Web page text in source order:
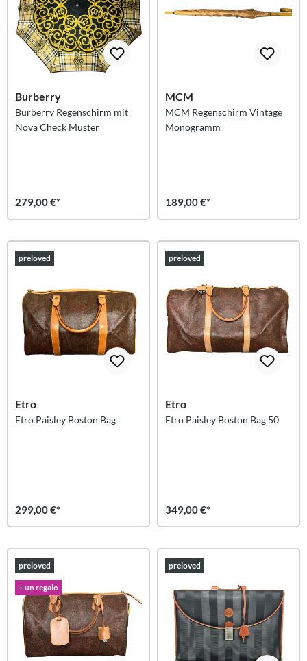
Burberry
Burberry Regenschirm mit
Nova Check Muster
279,00 €*
MCM
MCM Regenschirm Vintage
Monogramm
189,00 €*
preloved
Etro
Etro Paisley Boston Bag
299,00 €*
preloved
Etro
Etro Paisley Boston Bag 50
349,00 €*
preloved
+ un regalo
preloved